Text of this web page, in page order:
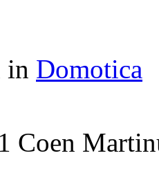
in Domotica
Coen